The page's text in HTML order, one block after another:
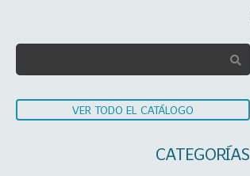
VER TODO EL CATÁLOGO
CATEGORÍAS